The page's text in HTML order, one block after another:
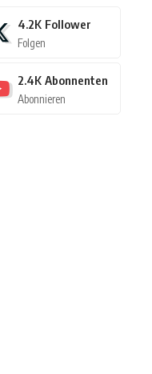
4.2K Follower
Folgen
2.4K Abonnenten
Abonnieren